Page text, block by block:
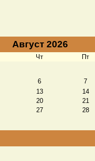
Август 2026
Чт Пт
6
7
13
14
20
21
27
28